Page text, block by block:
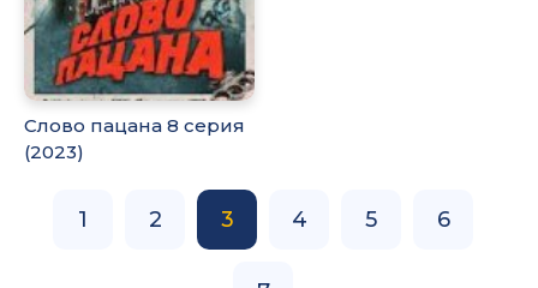
Слово пацана 8 серия
(2023)
1 2 3 4 5 6